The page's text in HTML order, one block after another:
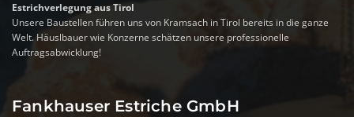
Estrichverlegung aus Tirol
Unsere Baustellen führen uns von Kramsach in Tirol bereits in die ganze
Welt. Häuslbauer wie Konzerne schätzen unsere professionelle
Auftragsabwicklung!
Fankhauser Estriche GmbH